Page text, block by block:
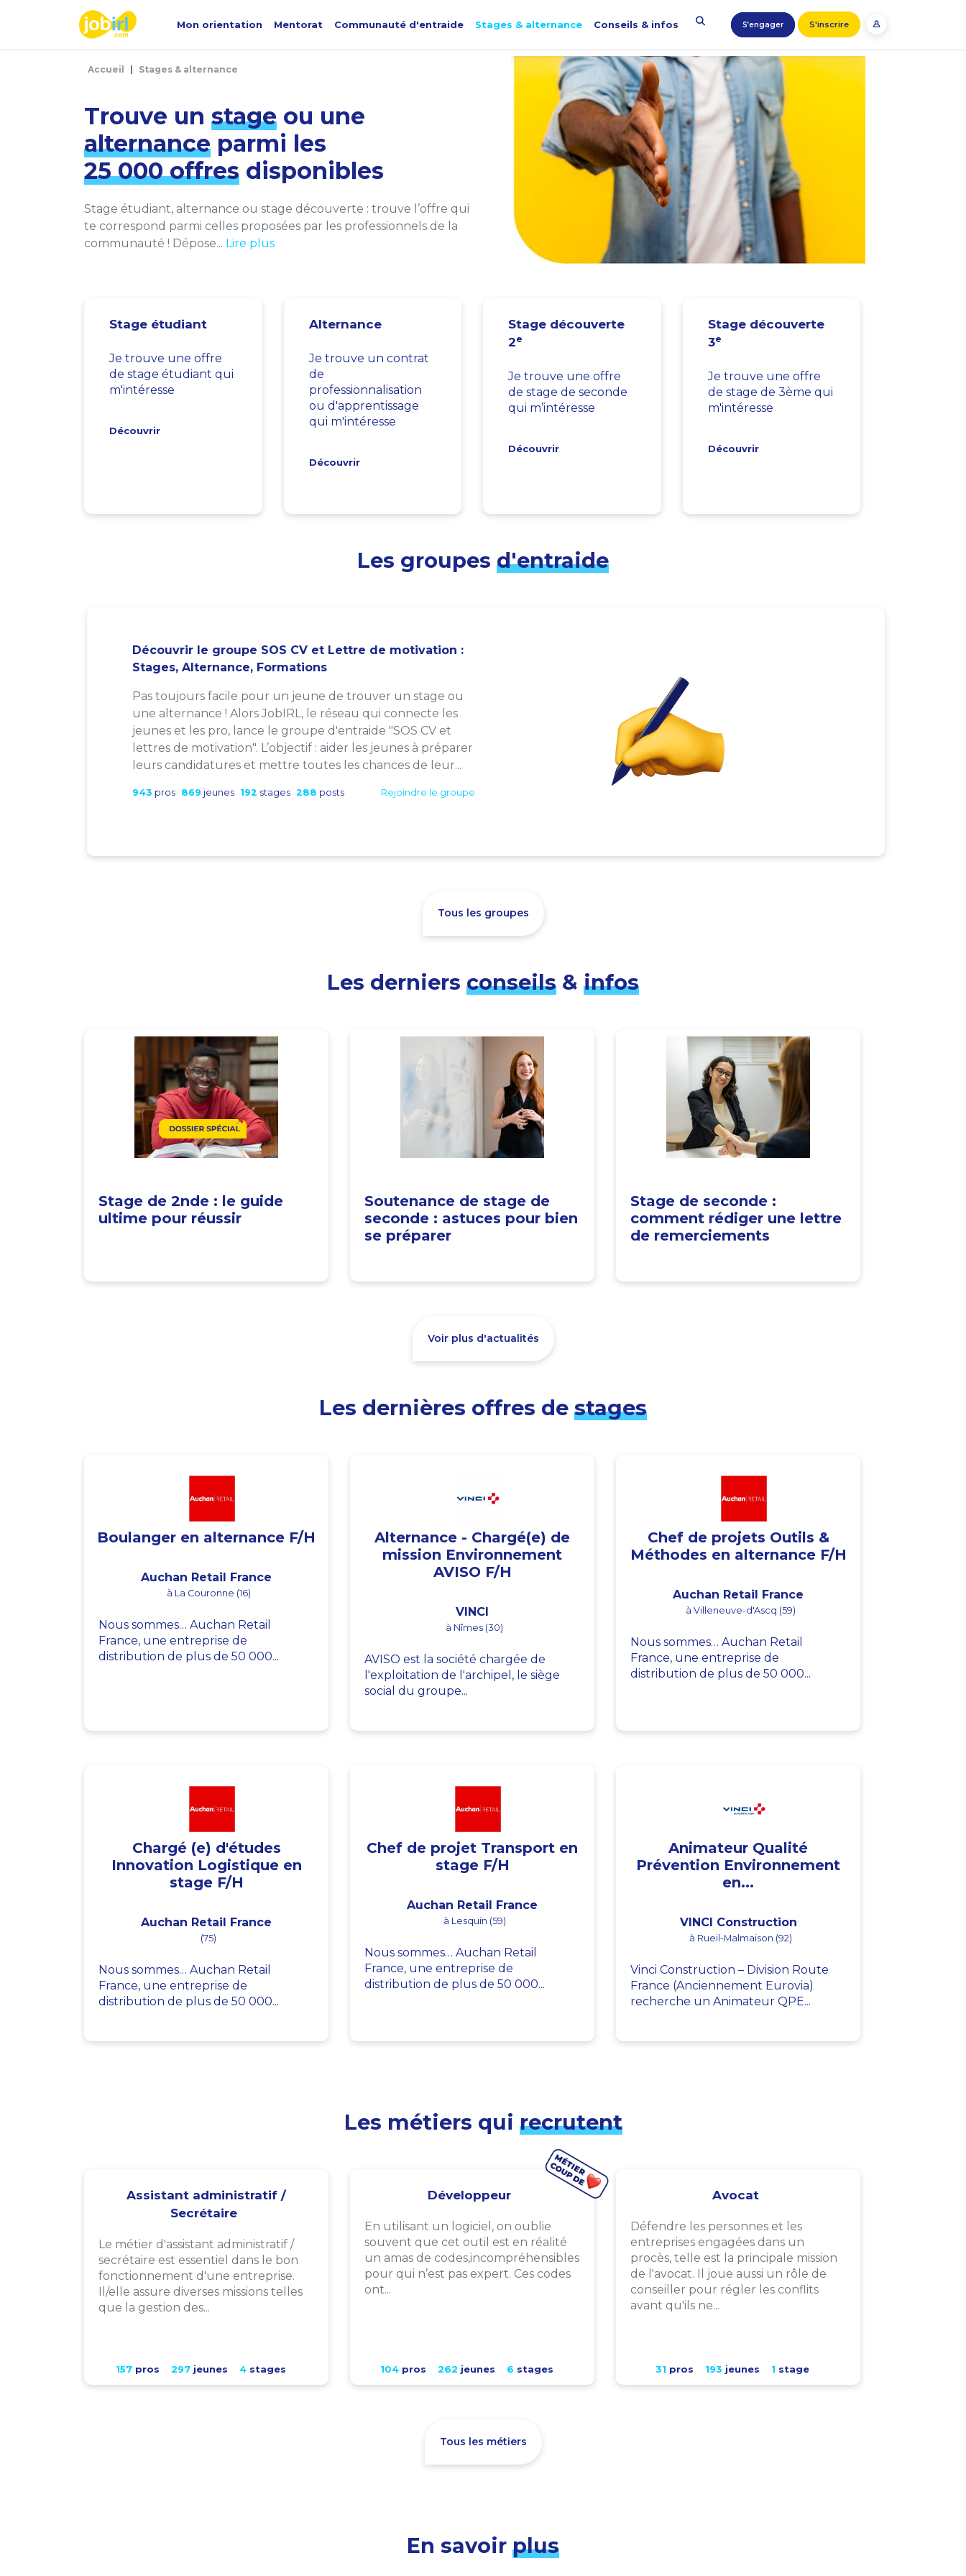
Mon orientation Mentorat Communauté d'entraide Stages & alternance Conseils & infos S’engager S'inscrire
Accueil Stages & alternance
Trouve un stage ou une
alternance parmi les
25 000 offres disponibles
Stage étudiant, alternance ou stage découverte : trouve l’offre qui
te correspond parmi celles proposées par les professionnels de la
communauté ! Dépose... Lire plus
Stage étudiant
Je trouve une offre
de stage étudiant qui
m'intéresse
Découvrir
Alternance
Je trouve un contrat
de
professionnalisation
ou d'apprentissage
qui m'intéresse
Découvrir
Stage découverte
2e
Je trouve une offre
de stage de seconde
qui m’intéresse
Découvrir
Stage découverte
3e
Je trouve une offre
de stage de 3ème qui
m'intéresse
Découvrir
Les groupes d'entraide
Découvrir le groupe SOS CV et Lettre de motivation :
Stages, Alternance, Formations
Pas toujours facile pour un jeune de trouver un stage ou
une alternance ! Alors JobIRL, le réseau qui connecte les
jeunes et les pro, lance le groupe d'entraide "SOS CV et
lettres de motivation". L’objectif : aider les jeunes à préparer
leurs candidatures et mettre toutes les chances de leur...
943 pros 869 jeunes 192 stages 288 posts Rejoindre le groupe
Tous les groupes
Les derniers conseils & infos
Stage de 2nde : le guide
ultime pour réussir
Soutenance de stage de
seconde : astuces pour bien
se préparer
Stage de seconde :
comment rédiger une lettre
de remerciements
Voir plus d'actualités
Les dernières offres de stages
Boulanger en alternance F/H
Auchan Retail France
à La Couronne (16)
Nous sommes… Auchan Retail
France, une entreprise de
distribution de plus de 50 000...
Alternance - Chargé(e) de
mission Environnement
AVISO F/H
VINCI
à Nîmes (30)
AVISO est la société chargée de
l'exploitation de l'archipel, le siège
social du groupe...
Chef de projets Outils &
Méthodes en alternance F/H
Auchan Retail France
à Villeneuve-d'Ascq (59)
Nous sommes… Auchan Retail
France, une entreprise de
distribution de plus de 50 000...
Chargé (e) d'études
Innovation Logistique en
stage F/H
Auchan Retail France
(75)
Nous sommes… Auchan Retail
France, une entreprise de
distribution de plus de 50 000...
Chef de projet Transport en
stage F/H
Auchan Retail France
à Lesquin (59)
Nous sommes… Auchan Retail
France, une entreprise de
distribution de plus de 50 000...
Animateur Qualité
Prévention Environnement
en...
VINCI Construction
à Rueil-Malmaison (92)
Vinci Construction – Division Route
France (Anciennement Eurovia)
recherche un Animateur QPE...
Les métiers qui recrutent
Assistant administratif /
Secrétaire
Le métier d'assistant administratif /
secrétaire est essentiel dans le bon
fonctionnement d'une entreprise.
Il/elle assure diverses missions telles
que la gestion des...
157pros 297jeunes 4stages
Développeur
En utilisant un logiciel, on oublie
souvent que cet outil est en réalité
un amas de codes,incompréhensibles
pour qui n’est pas expert. Ces codes
ont...
104pros 262 jeunes 6 stages
Avocat
Défendre les personnes et les
entreprises engagées dans un
procès, telle est la principale mission
de l'avocat. Il joue aussi un rôle de
conseiller pour régler les conflits
avant qu'ils ne...
31 pros 193 jeunes 1 stage
Tous les métiers
En savoir plus
Panneau de gestion des cookies